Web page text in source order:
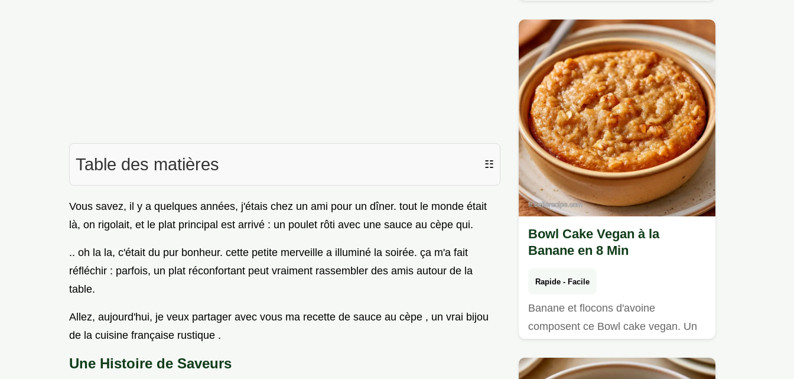
Table des matières ☷
Vous savez, il y a quelques années, j'étais chez un ami pour un dîner. tout le monde était
là, on rigolait, et le plat principal est arrivé : un poulet rôti avec une sauce au cèpe qui.
.. oh la la, c'était du pur bonheur. cette petite merveille a illuminé la soirée. ça m'a fait
réfléchir : parfois, un plat réconfortant peut vraiment rassembler des amis autour de la
table.
Allez, aujourd'hui, je veux partager avec vous ma recette de sauce au cèpe , un vrai bijou
de la cuisine française rustique .
Une Histoire de Saveurs
à…
Bowl Cake Vegan à la
Banane en 8 Min
Rapide - Facile
Banane et flocons d'avoine
composent ce Bowl cake vegan. Un